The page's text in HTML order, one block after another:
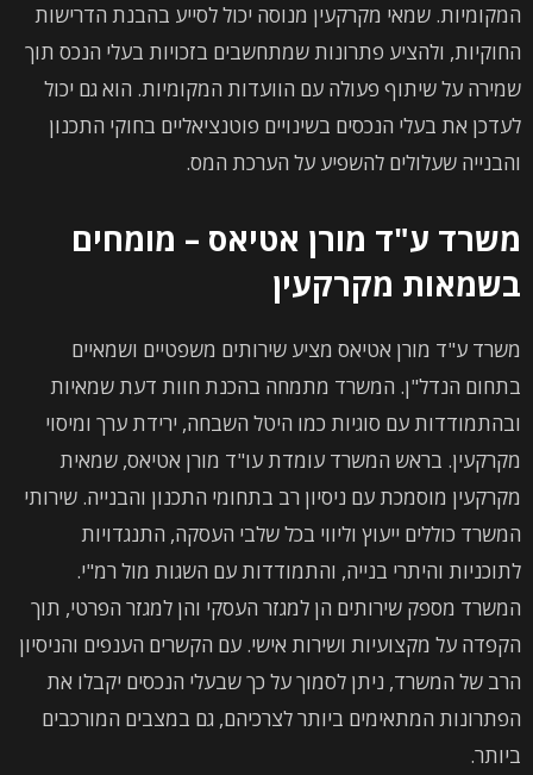
המקומיות. שמאי מקרקעין מנוסה יכול לסייע בהבנת הדרישות
החוקיות, ולהציע פתרונות שמתחשבים בזכויות בעלי הנכס תוך
שמירה על שיתוף פעולה עם הוועדות המקומיות. הוא גם יכול
לעדכן את בעלי הנכסים בשינויים פוטנציאליים בחוקי התכנון
והבנייה שעלולים להשפיע על הערכת המס.
משרד ע"ד מורן אטיאס – מומחים
בשמאות מקרקעין
משרד ע"ד מורן אטיאס מציע שירותים משפטיים ושמאיים
בתחום הנדל"ן. המשרד מתמחה בהכנת חוות דעת שמאיות
ובהתמודדות עם סוגיות כמו היטל השבחה, ירידת ערך ומיסוי
מקרקעין. בראש המשרד עומדת עו"ד מורן אטיאס, שמאית
מקרקעין מוסמכת עם ניסיון רב בתחומי התכנון והבנייה. שירותי
המשרד כוללים ייעוץ וליווי בכל שלבי העסקה, התנגדויות
לתוכניות והיתרי בנייה, והתמודדות עם השגות מול רמ"י.
המשרד מספק שירותים הן למגזר העסקי והן למגזר הפרטי, תוך
הקפדה על מקצועיות ושירות אישי. עם הקשרים הענפים והניסיון
הרב של המשרד, ניתן לסמוך על כך שבעלי הנכסים יקבלו את
הפתרונות המתאימים ביותר לצרכיהם, גם במצבים המורכבים
ביותר.